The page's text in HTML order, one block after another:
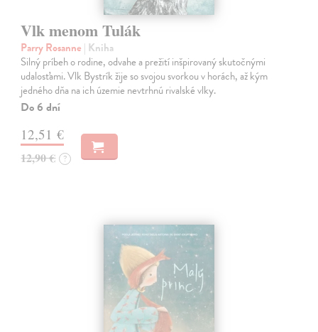
Vlk menom Tulák
Parry Rosanne | Kniha
Silný príbeh o rodine, odvahe a prežití inšpirovaný skutočnými
udalosťami. Vlk Bystrík žije so svojou svorkou v horách, až kým
jedného dňa na ich územie nevtrhnú rivalské vlky.
Do 6 dní
12,51 €
12,90 € ?